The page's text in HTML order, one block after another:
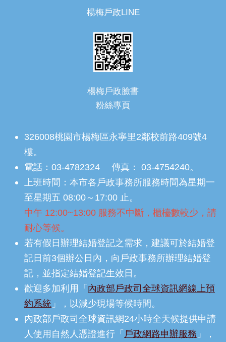
楊梅戶政LINE
楊梅戶政臉書
粉絲專頁
326008桃園市楊梅區永寧里2鄰校前路409號4
樓。
電話：03-4782324 傳真： 03-4754240。
上班時間：本市各戶政事務所服務時間為星期一
至星期五 08:00～17:00 止。
中午 12:00~13:00 服務不中斷，櫃檯數較少，請
耐心等候。
若有假日辦理結婚登記之需求，建議可於結婚登
記日前3個辦公日內，向戶政事務所辦理結婚登
記，並指定結婚登記生效日。
歡迎多加利用「 內政部戶政司全球資訊網線上預
約系統 」，以減少現場等候時間。
內政部戶政司全球資訊網24小時全天候提供申請
人使用自然人憑證進行「 戶政網路申辦服務 」，